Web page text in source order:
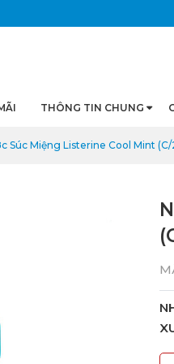
THÔNG TIN CHUNG
Súc Miệng Listerine Cool Mint